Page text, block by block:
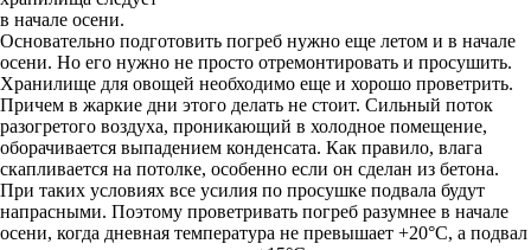
в начале осени.
Основательно подготовить погреб нужно еще летом и в начале
осени. Но его нужно не просто отремонтировать и просушить.
Хранилище для овощей необходимо еще и хорошо проветрить.
Причем в жаркие дни этого делать не стоит. Сильный поток
разогретого воздуха, проникающий в холодное помещение,
оборачивается выпадением конденсата. Как правило, влага
скапливается на потолке, особенно если он сделан из бетона.
При таких условиях все усилия по просушке подвала будут
напрасными. Поэтому проветривать погреб разумнее в начале
осени, когда дневная температура не превышает +20°С, а подвал